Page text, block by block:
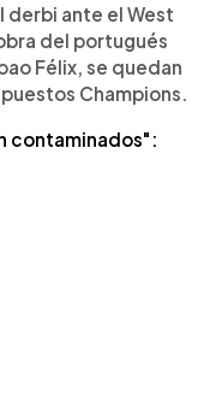
derbi ante el West
del portugués
Félix, se quedan
Champions.
contaminados":